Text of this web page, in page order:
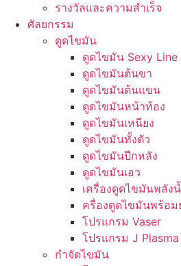
รางวัลและความสำเร็จ
ศัลยกรรม
ดูดไขมัน
ดูดไขมัน Sexy Line
ดูดไขมันต้นขา
ดูดไขมันต้นแขน
ดูดไขมันหน้าท้อง
ดูดไขมันเหนียง
ดูดไขมันทั้งตัว
ดูดไขมันปีกหลัง
ดูดไขมันเอว
เครื่องดูดไขมันพลัง
ครื่องดูดไขมันพร้อม
โปรแกรม Vaser
โปรแกรม J Plasma
กำจัดไขมัน